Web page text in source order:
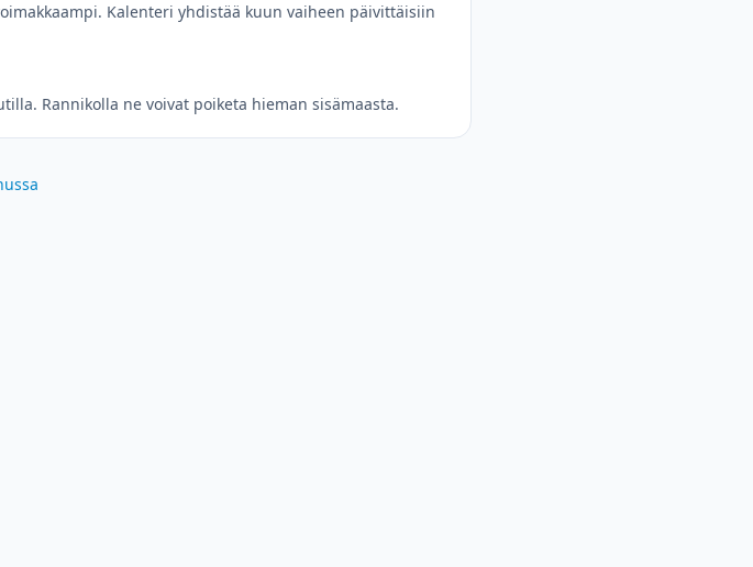
Kalenteri yhdistää kuun vaiheen päivittäisiin
Rannikolla ne voivat poiketa hieman sisämaasta.